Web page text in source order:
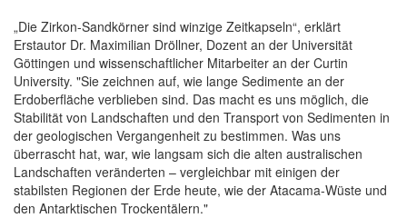
„Die Zirkon-Sandkörner sind winzige Zeitkapseln“, erklärt
Erstautor Dr. Maximilian Dröllner, Dozent an der Universität
Göttingen und wissenschaftlicher Mitarbeiter an der Curtin
University. "Sie zeichnen auf, wie lange Sedimente an der
Erdoberfläche verblieben sind. Das macht es uns möglich, die
Stabilität von Landschaften und den Transport von Sedimenten in
der geologischen Vergangenheit zu bestimmen. Was uns
überrascht hat, war, wie langsam sich die alten australischen
Landschaften veränderten – vergleichbar mit einigen der
stabilsten Regionen der Erde heute, wie der Atacama-Wüste und
den Antarktischen Trockentälern."